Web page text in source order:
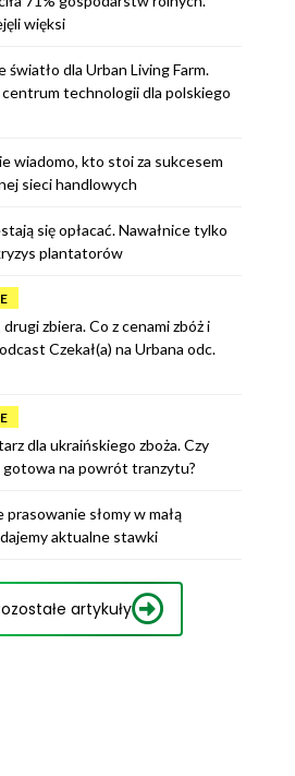
więksi
światło dla Urban Living Farm.
technologii dla polskiego
wiadomo, kto stoi za sukcesem
sieci handlowych
się opłacać. Nawałnice tylko
plantatorów
drugi zbiera. Co z cenami zbóż i
Czekał(a) na Urbana odc.
dla ukraińskiego zboża. Czy
gotowa na powrót tranzytu?
słomy w małą
aktualne stawki
artykuły